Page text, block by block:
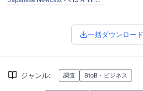
一括ダウンロード
ジャンル: 調査 BtoB・ビジネス